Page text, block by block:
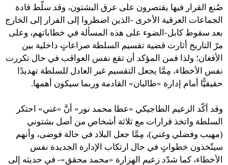
صُنع القرار فيها يقتصرون على عرق البشتون، وقد سلّط قادة
الجماعات العرقية الأخرى -الذين اضطروا إلى الفرار إلى الخارج
بعد سقوط كابل-الضوء على هذه المسألة في خطاباتهم، وعلى
مرّ التاريخ أثارت قضية تقسيم السلطة صراعاتٍ داخلية بين
الأفغان؛ ولذا فمن المؤكد أن تقع نفس العواقب في حال تكررت
نفس الأخطاء، مِمَّا يجعل التقسيم غير العادل للسلطة تهديدًا
حقيقيًّا أمام إدارة «طالبان» القادمة وربما سيكون أهمها.
وقد أكّد الزعيم الطاجيكي «عطا محمد نور» أنَّ «غني» احتكر
السلطة واتخذ قرارات مع ثلاثة أشخاص من أصل بشتوني
(مهيب وفضلي وغني)، مِمَّا جعل البلاد في حالة فوضى، وأنهم
سيتّخذون خطواتٍ في حال ارتكاب الإدارة الجديدة نفس
الأخطاء، كما شدّد زعيم الهزارة «محمد محقق»- في حديثه إلى